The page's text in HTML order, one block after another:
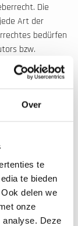
Over
te
te bieden
delen we
onze
analyse. Deze
Die
Art der
bedürfen
bzw.
nur für den
Soweit die
Sollten Sie
Bekanntwerden
umgehend